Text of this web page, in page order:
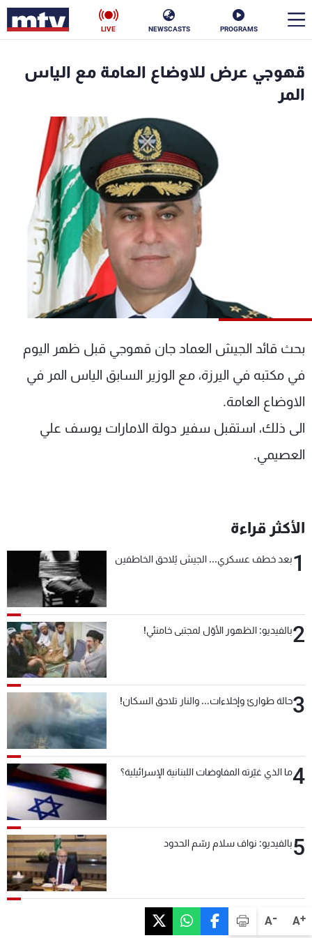
PROGRAMS
NEWSCASTS
LIVE
A+
A-
قهوجي عرض للاوضاع العامة مع الياس
المر
بحث قائد الجيش العماد جان قهوجي قبل ظهر اليوم
في مكتبه في اليرزة، مع الوزير السابق الياس المر في
الاوضاع العامة.
الى ذلك، استقبل سفير دولة الامارات يوسف علي
العصيمي.
الأكثر قراءة
1بعد خطف عسكري... الجيش يُلاحق الخاطفين
2بالفيديو: الظهور الأوّل لمجتبى خامنئي!
3حالة طوارئ وإخلاءات... والنار تلاحق السكان!
4ما الذي غيّرته المفاوضات اللبنانية الإسرائيلية؟
5بالفيديو: نواف سلام رسّم الحدود
الأخبار
ناس
فن
رياضة
جدول البرامج
الترددات
الإنـتـاج
لاعلاناتكم
شروط الإسـتخدام
سياسة الخصوصية